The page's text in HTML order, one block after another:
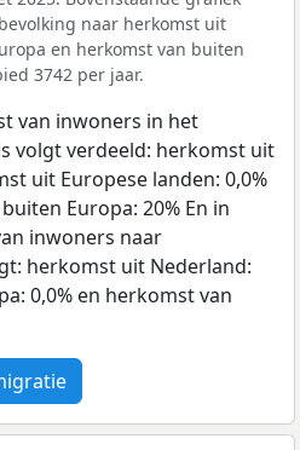
naar herkomst uit
en herkomst van buiten
3742 per jaar.
van inwoners in het
volgt verdeeld: herkomst uit
uit Europese landen: 0,0%
Europa: 20% En in
inwoners naar
herkomst uit Nederland:
0,0% en herkomst van